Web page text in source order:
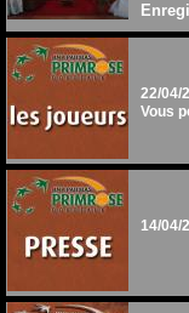
22/04/
Vous
14/04/